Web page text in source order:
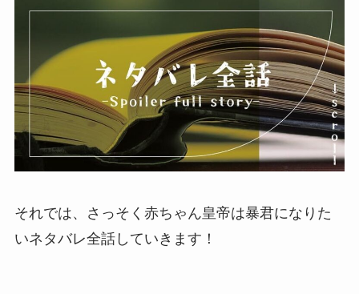
それでは、さっそく赤ちゃん皇帝は暴君になりた
いネタバレ全話していきます！